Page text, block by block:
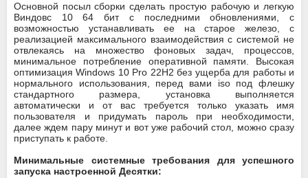
Основной посыл сборки сделать простую рабочую и легкую
Виндовс 10 64 бит с последними обновлениями, с
возможностью устанавливать ее на старое железо, с
реализацией максимального взаимодействия с системой не
отвлекаясь на множество фоновых задач, процессов,
минимальное потребление оперативной памяти. Высокая
оптимизация Windows 10 Pro 22H2 без ущерба для работы и
нормального использования, перед вами iso под флешку
стандартного размера, установка выполняется
автоматически и от вас требуется только указать имя
пользователя и придумать пароль при необходимости,
далее ждем пару минут и вот уже рабочий стол, можно сразу
приступать к работе.
Минимальные системные требования для успешного
запуска настроенной Десятки: